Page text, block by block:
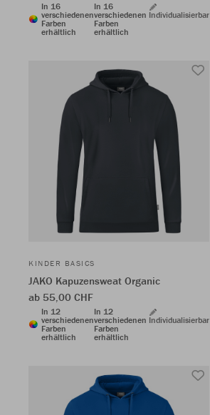
In 16
verschiedenen
Farben
erhältlich
In 16
verschiedenen
Farben
erhältlich
Individualisierbar
KINDER BASICS
JAKO Kapuzensweat Organic
ab 55,00 CHF
In 12
verschiedenen
Farben
erhältlich
In 12
verschiedenen
Farben
erhältlich
Individualisierbar